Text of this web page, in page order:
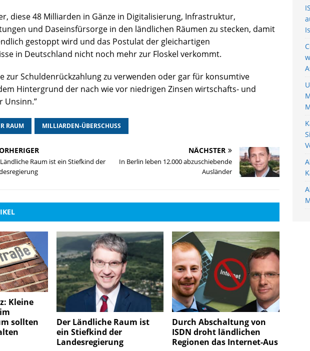
diese 48 Milliarden in Gänze in Digitalisierung, Infrastruktur,
und Daseinsfürsorge in den ländlichen Räumen zu stecken, damit
gestoppt wird und das Postulat der gleichartigen
in Deutschland nicht noch mehr zur Floskel verkommt.
zur Schuldenrückzahlung zu verwenden oder gar für konsumtive
Hintergrund der nach wie vor niedrigen Zinsen wirtschafts- und
Unsinn.”
RAUM MILLIARDEN-ÜBERSCHUSS
Raum ist ein Stiefkind der
NÄCHSTER
In Berlin leben 12.000 abzuschiebende
Ausländer
Kleine
sollten
Der Ländliche Raum ist
ein Stiefkind der
Landesregierung
Durch Abschaltung von
ISDN droht ländlichen
Regionen das Internet-Aus